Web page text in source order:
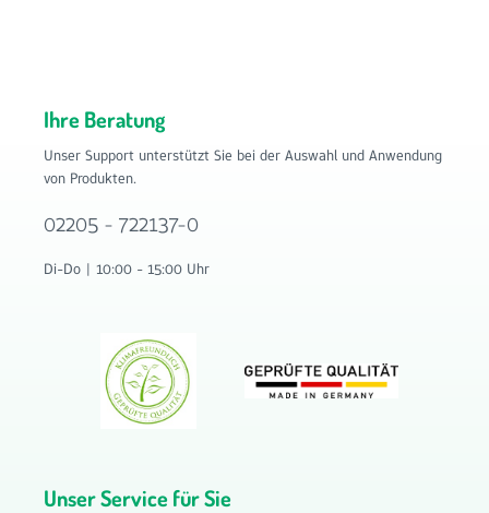
Ihre Beratung
Unser Support unterstützt Sie bei der Auswahl und Anwendung
von Produkten.
02205 - 722137-0
Di-Do | 10:00 - 15:00 Uhr
Unser Service für Sie